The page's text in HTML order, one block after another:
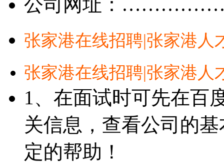
张家港在线招聘|张家港人
张家港在线招聘|张家港人
1、在面试时可先在百
关信息，查看公司的
定的帮助！